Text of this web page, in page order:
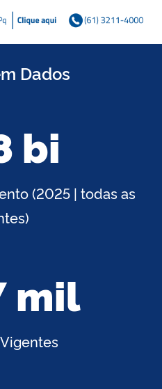
Dados
bi
(2025 | todas as
mil